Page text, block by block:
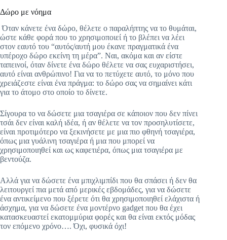
Δώρο με νόημα
Όταν κάνετε ένα δώρο, θέλετε ο παραλήπτης να το θυμάται,
ώστε κάθε φορά που το χρησιμοποιεί ή το βλέπει να λέει
στον εαυτό του “αυτός/αυτή μου έκανε πραγματικά ένα
υπέροχο δώρο εκείνη τη μέρα”. Ναι, ακόμα και αν είστε
ταπεινοί, όταν δίνετε ένα δώρο θέλετε να σας ευχαριστήσει,
αυτό είναι ανθρώπινο! Για να το πετύχετε αυτό, το μόνο που
χρειάζεστε είναι ένα πράγμα: το δώρο σας να σημαίνει κάτι
για το άτομο στο οποίο το δίνετε.
Σίγουρα το να δώσετε μια τσαγιέρα σε κάποιον που δεν πίνει
τσάι δεν είναι καλή ιδέα, ή αν θέλετε να τον προσηλυτίσετε,
είναι προτιμότερο να ξεκινήσετε με μια πιο φθηνή τσαγιέρα,
όπως μια γυάλινη τσαγιέρα ή μια που μπορεί να
χρησιμοποιηθεί και ως καφετιέρα, όπως μια τσαγιέρα με
βεντούζα.
Αλλά για να δώσετε ένα μπιχλιμπίδι που θα σπάσει ή δεν θα
λειτουργεί πια μετά από μερικές εβδομάδες, για να δώσετε
ένα αντικείμενο που ξέρετε ότι θα χρησιμοποιηθεί ελάχιστα ή
άσχημα, για να δώσετε ένα μοντέρνο gadget που θα έχει
κατασκευαστεί εκατομμύρια φορές και θα είναι εκτός μόδας
τον επόμενο χρόνο…. Όχι, φυσικά όχι!